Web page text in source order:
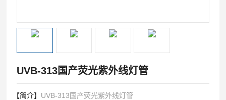
UVB-313国产荧光紫外线灯管
【简介】 UVB-313国产荧光紫外线灯管